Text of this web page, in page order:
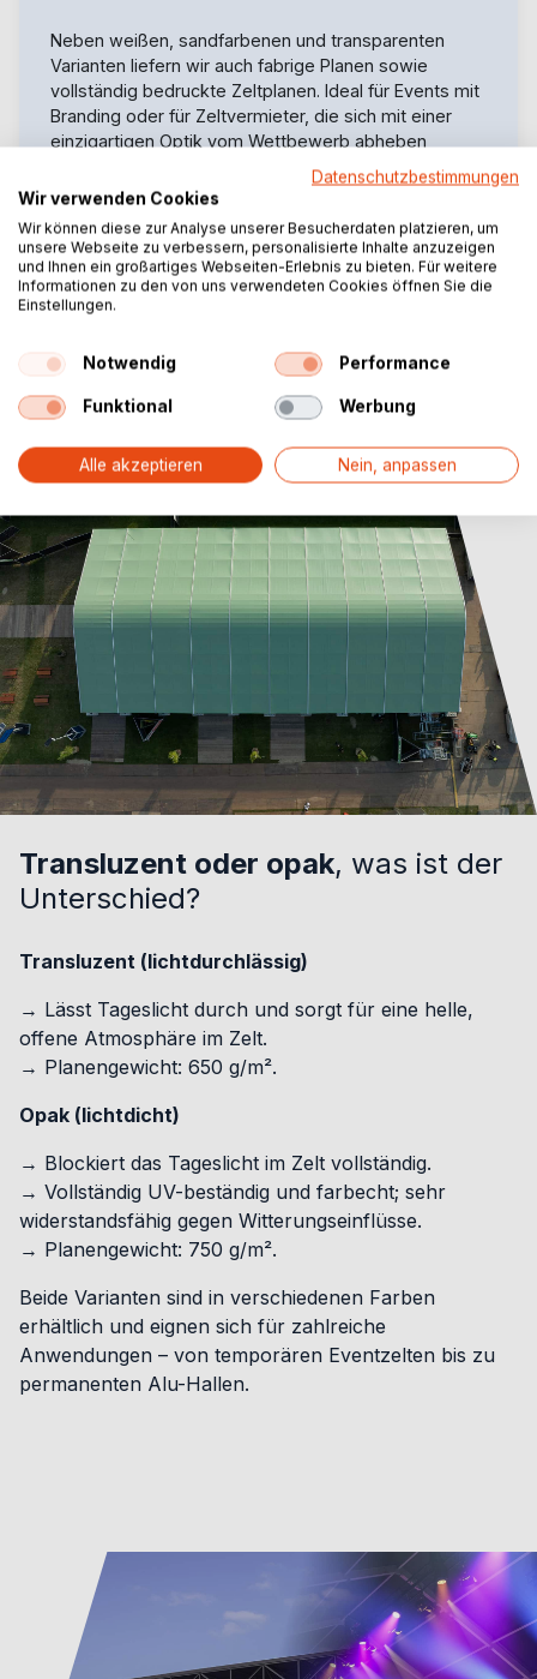
Neben weißen, sandfarbenen und transparenten
Varianten liefern wir auch fabrige Planen sowie
vollständig bedruckte Zeltplanen. Ideal für Events mit
Branding oder für Zeltvermieter, die sich mit einer
einzigartigen Optik vom Wettbewerb abheben
Transluzent oder opak, was ist der
Unterschied?
Transluzent (lichtdurchlässig)
→ Lässt Tageslicht durch und sorgt für eine helle,
offene Atmosphäre im Zelt.
→ Planengewicht: 650 g/m².
Opak (lichtdicht)
→ Blockiert das Tageslicht im Zelt vollständig.
→ Vollständig UV-beständig und farbecht; sehr
widerstandsfähig gegen Witterungseinflüsse.
→ Planengewicht: 750 g/m².
Beide Varianten sind in verschiedenen Farben
erhältlich und eignen sich für zahlreiche
Anwendungen – von temporären Eventzelten bis zu
permanenten Alu-Hallen.
Datenschutzbestimmungen
Wir verwenden Cookies
Wir können diese zur Analyse unserer Besucherdaten platzieren, um
unsere Webseite zu verbessern, personalisierte Inhalte anzuzeigen
und Ihnen ein großartiges Webseiten-Erlebnis zu bieten. Für weitere
Informationen zu den von uns verwendeten Cookies öffnen Sie die
Einstellungen.
Notwendig Performance
Funktional Werbung
Alle akzeptieren Nein, anpassen